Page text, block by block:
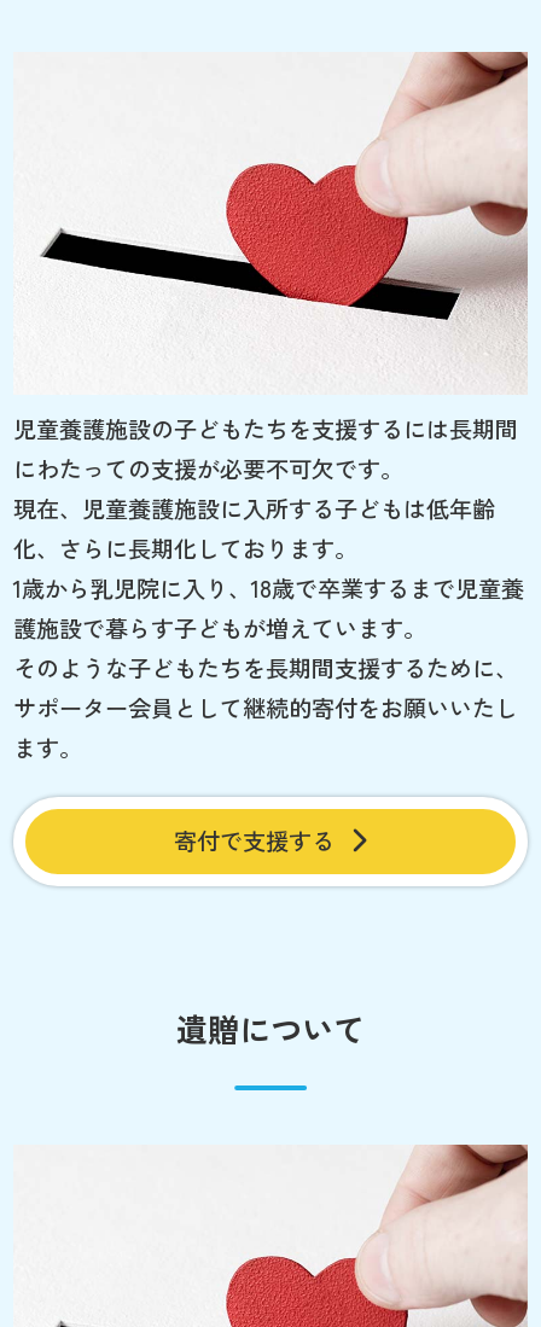
児童養護施設の子どもたちを支援するには長期間
にわたっての支援が必要不可欠です。
現在、児童養護施設に入所する子どもは低年齢
化、さらに長期化しております。
1歳から乳児院に入り、18歳で卒業するまで児童養
護施設で暮らす子どもが増えています。
そのような子どもたちを長期間支援するために、
サポーター会員として継続的寄付をお願いいたし
ます。
寄付で支援する
遺贈について